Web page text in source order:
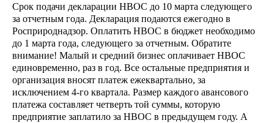
Срок подачи декларации НВОС до 10 марта следующего
за отчетным года. Декларация подаются ежегодно в
Росприроднадзор. Оплатить НВОС в бюджет необходимо
до 1 марта года, следующего за отчетным. Обратите
внимание! Малый и средний бизнес оплачивает НВОС
единовременно, раз в год. Все остальные предприятия и
организация вносят платеж ежеквартально, за
исключением 4-го квартала. Размер каждого авансового
платежа составляет четверть той суммы, которую
предприятие заплатило за НВОС в предыдущем году. А